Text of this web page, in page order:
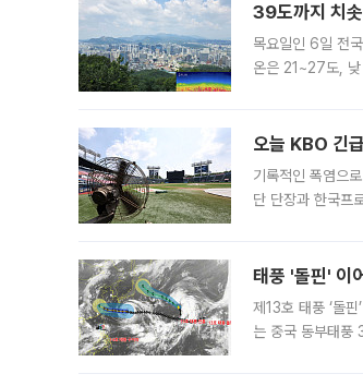
39도까지 치
목요일인 6일 전
온은 21~27도, 낮
오늘 KBO 긴
기록적인 폭염으
단 단장과 한국프
태풍 '돌핀' 이
제13호 태풍 ‘돌
는 중국 동부태풍